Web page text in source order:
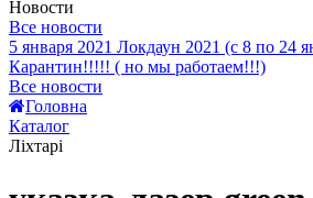
Новости
Все новости
5 января 2021 Локдаун 2021 (с 8 по 24
Карантин!!!!! ( но мы работаем!!!)
Все новости
Головна
Каталог
Ліхтарі